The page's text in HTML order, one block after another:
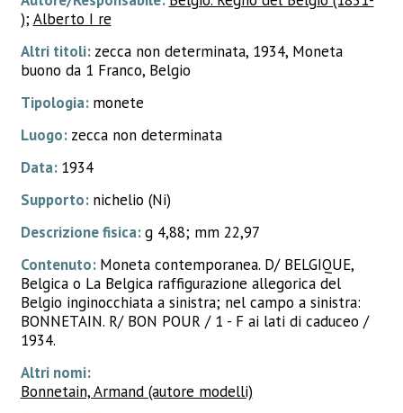
); Alberto I re
Altri titoli: zecca non determinata, 1934, Moneta
buono da 1 Franco, Belgio
Tipologia: monete
Luogo: zecca non determinata
Data: 1934
Supporto: nichelio (Ni)
Descrizione fisica:g 4,88; mm 22,97
Contenuto: Moneta contemporanea. D/ BELGIQUE,
Belgica o La Belgica raffigurazione allegorica del
Belgio inginocchiata a sinistra; nel campo a sinistra:
BONNETAIN. R/ BON POUR / 1 - F ai lati di caduceo /
1934.
Altri nomi:
Bonnetain, Armand (autore modelli)